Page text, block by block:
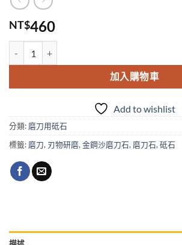
NT$460
加入購物車
Add to wishlist
分類: 磨刀用砥石
標籤: 磨刀, 刃物研磨,金鋼沙磨刀石, 磨刀石,砥石